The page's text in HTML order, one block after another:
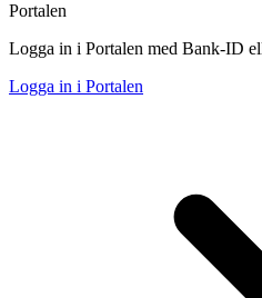
Portalen
Logga in i Portalen med Bank-ID
Logga in i Portalen